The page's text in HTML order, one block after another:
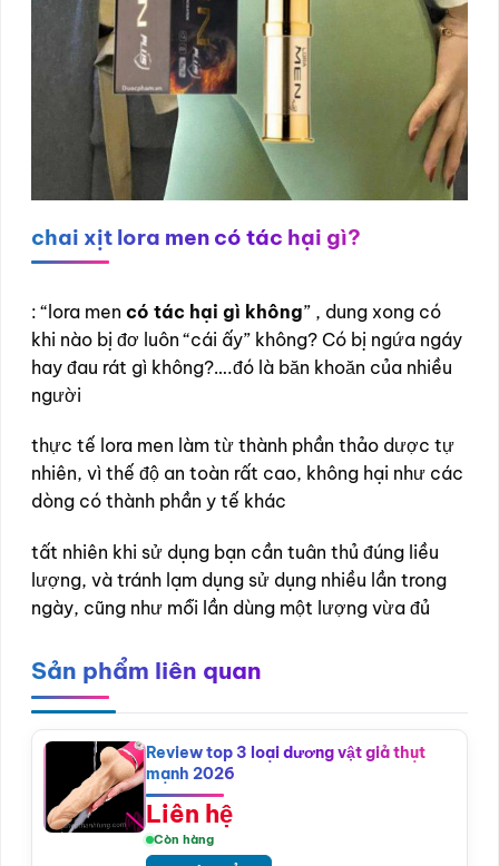
chai xịt lora men có tác hại gì?
: “lora men có tác hại gì không” , dung xong có
khi nào bị đơ luôn “cái ấy” không? Có bị ngứa ngáy
hay đau rát gì không?….đó là băn khoăn của nhiều
người
thực tế lora men làm từ thành phần thảo dược tự
nhiên, vì thế độ an toàn rất cao, không hại như các
dòng có thành phần y tế khác
tất nhiên khi sử dụng bạn cần tuân thủ đúng liều
lượng, và tránh lạm dụng sử dụng nhiều lần trong
ngày, cũng như mỗi lần dùng một lượng vừa đủ
Sản phẩm liên quan
Review top 3 loại dương vật giả thụt
mạnh 2026
Liên hệ
Còn hàng